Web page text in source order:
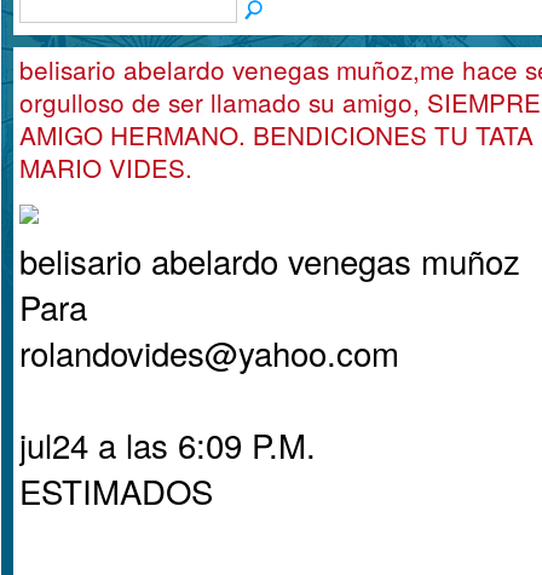
belisario abelardo venegas muñoz,me hace
orgulloso de ser llamado su amigo,
AMIGO HERMANO. BENDICIONES TU TATA
MARIO VIDES.
belisario abelardo venegas muñoz
Para
rolandovides@yahoo.com
jul24 a las 6:09 P.M.
ESTIMADOS